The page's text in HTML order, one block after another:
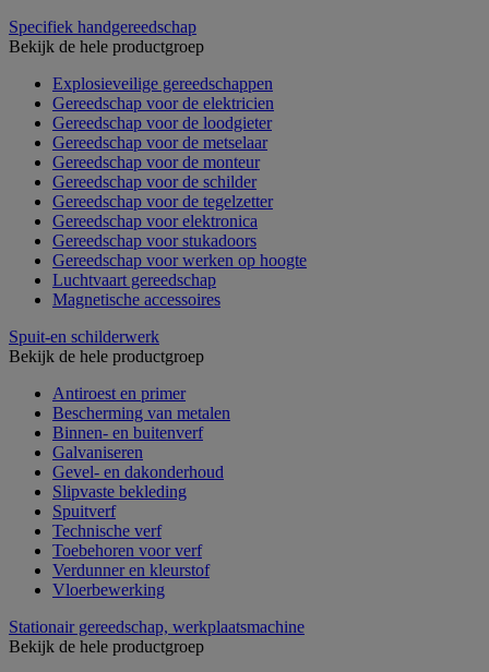
Specifiek handgereedschap
Bekijk de hele productgroep
Explosieveilige gereedschappen
Gereedschap voor de elektricien
Gereedschap voor de loodgieter
Gereedschap voor de metselaar
Gereedschap voor de monteur
Gereedschap voor de schilder
Gereedschap voor de tegelzetter
Gereedschap voor elektronica
Gereedschap voor stukadoors
Gereedschap voor werken op hoogte
Luchtvaart gereedschap
Magnetische accessoires
Spuit-en schilderwerk
Bekijk de hele productgroep
Antiroest en primer
Bescherming van metalen
Binnen- en buitenverf
Galvaniseren
Gevel- en dakonderhoud
Slipvaste bekleding
Spuitverf
Technische verf
Toebehoren voor verf
Verdunner en kleurstof
Vloerbewerking
Stationair gereedschap, werkplaatsmachine
Bekijk de hele productgroep